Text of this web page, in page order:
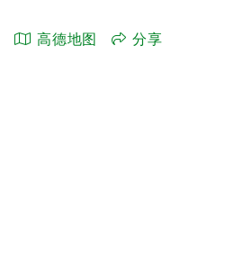
高德地图 分享